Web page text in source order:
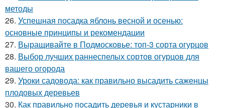
методы
26. Успешная посадка яблонь весной и осенью:
основные принципы и рекомендации
27. Выращивайте в Подмосковье: топ-3 сорта огурцов
28. Выбор лучших раннеспелых сортов огурцов для
вашего огорода
29. Уроки садовода: как правильно высадить саженцы
плодовых деревьев
30. Как правильно посадить деревья и кустарники в